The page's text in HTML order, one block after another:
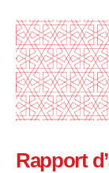
Rapport